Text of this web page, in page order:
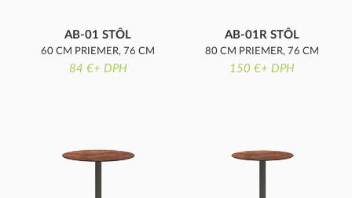
AB-01 STÔL
60 CM PRIEMER, 76 CM
VÝŠKA
84 €+ DPH
AB-01R STÔL
80 CM PRIEMER, 76 CM
VÝŠKA, KOMPAKTNÁ
150 €+ DPH